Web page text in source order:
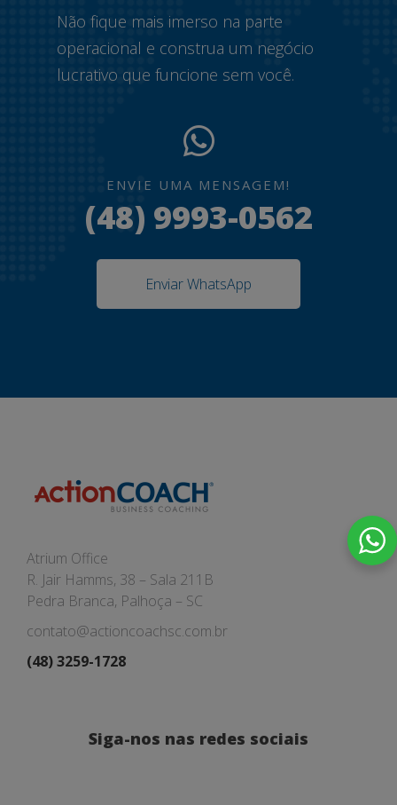
Não fique mais imerso na parte
operacional e construa um negócio
lucrativo que funcione sem você.
ENVIE UMA MENSAGEM!
(48) 9993-0562
Enviar WhatsApp
Atrium Office
R. Jair Hamms, 38 – Sala 211B
Pedra Branca, Palhoça – SC
contato@actioncoachsc.com.br
(48) 3259-1728
Siga-nos nas redes sociais